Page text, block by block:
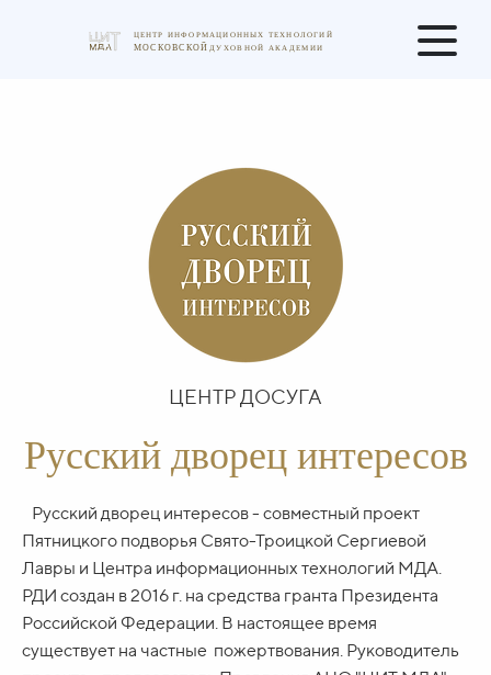
ЦЕНТР ДОСУГА
Русский дворец интересов
Русский дворец интересов - совместный проект
Пятницкого подворья Свято-Троицкой Сергиевой
Лавры и Центра информационных технологий МДА.
РДИ создан в 2016 г. на средства гранта Президента
Российской Федерации. В настоящее время
существует на частные пожертвования. Руководитель